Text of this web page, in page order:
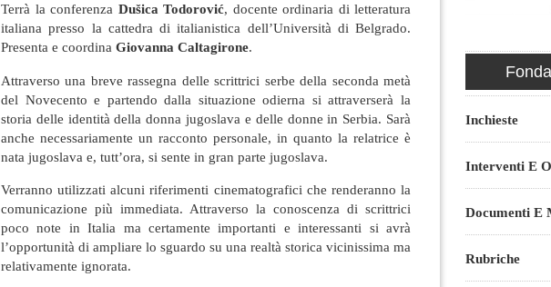
Terrà la conferenza Dušica Todorović, docente ordinaria di letteratura
italiana presso la cattedra di italianistica dell’Università di Belgrado.
Presenta e coordina Giovanna Caltagirone.
Attraverso una breve rassegna delle scrittrici serbe della seconda metà
del Novecento e partendo dalla situazione odierna si attraverserà la
storia delle identità della donna jugoslava e delle donne in Serbia. Sarà
anche necessariamente un racconto personale, in quanto la relatrice è
nata jugoslava e, tutt’ora, si sente in gran parte jugoslava.
Verranno utilizzati alcuni riferimenti cinematografici che renderanno la
comunicazione più immediata. Attraverso la conoscenza di scrittrici
poco note in Italia ma certamente importanti e interessanti si avrà
l’opportunità di ampliare lo sguardo su una realtà storica vicinissima ma
relativamente ignorata.
Inchieste
Interventi E
Documenti E
Rubriche